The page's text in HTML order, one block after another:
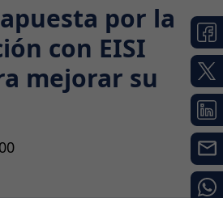
por la
con EISI
mejorar su